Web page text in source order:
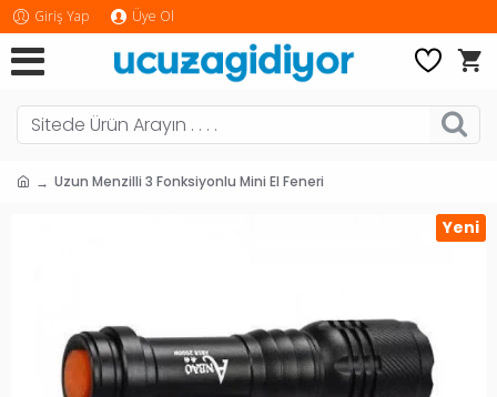
Giriş Yap Üye Ol
Uzun Menzilli 3 Fonksiyonlu Mini El Feneri
Yeni